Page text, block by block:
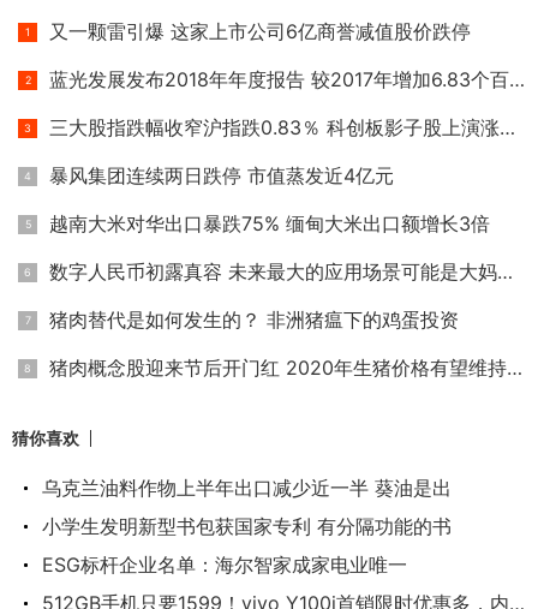
又一颗雷引爆 这家上市公司6亿商誉减值股价跌停
蓝光发展发布2018年年度报告 较2017年增加6.83个百分点
三大股指跌幅收窄沪指跌0.83％ 科创板影子股上演涨停潮
暴风集团连续两日跌停 市值蒸发近4亿元
越南大米对华出口暴跌75% 缅甸大米出口额增长3倍
数字人民币初露真容 未来最大的应用场景可能是大妈买菜
猪肉替代是如何发生的？ 非洲猪瘟下的鸡蛋投资
猪肉概念股迎来节后开门红 2020年生猪价格有望维持高位
猜你喜欢
乌克兰油料作物上半年出口减少近一半 葵油是出
小学生发明新型书包获国家专利 有分隔功能的书
ESG标杆企业名单：海尔智家成家电业唯一
512GB手机只要1599！vivo Y100i首销限时优惠多，内置